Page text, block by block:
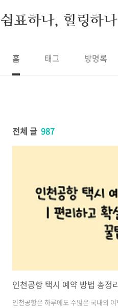
쉼표하나, 힐링하나
홈 태그 방명록
전체 글 987
인천공항은 하루에도 수많은 국내외